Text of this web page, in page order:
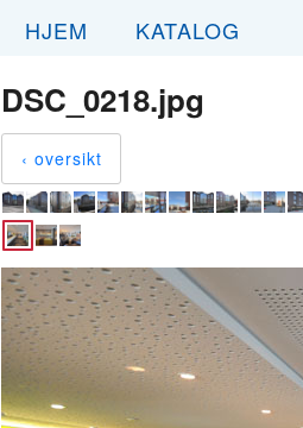
HJEM KATALOG
DSC_0218.jpg
‹ oversikt